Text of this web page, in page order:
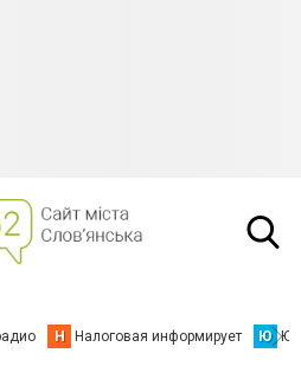
Н Налоговая информирует Ю